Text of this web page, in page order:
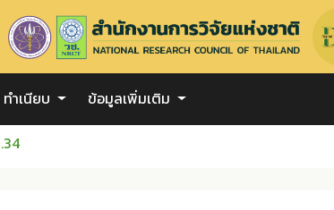
ทำเนียบ ข้อมูลเพิ่มเติม